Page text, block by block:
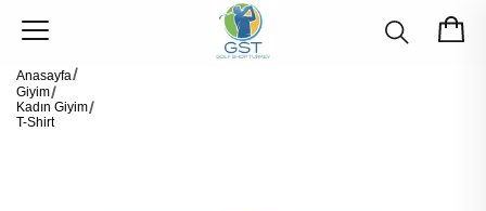
Anasayfa
Giyim
Kadın Giyim
T-Shirt